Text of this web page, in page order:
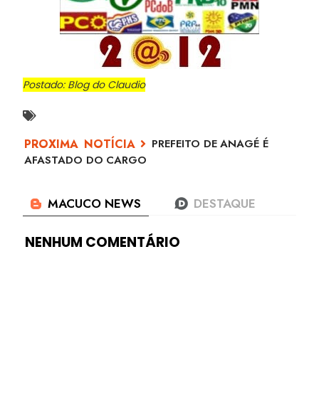
Postado: Blog do Claudio
PREFEITO DE ANAGÉ É
AFASTADO DO CARGO
NENHUM COMENTÁRIO